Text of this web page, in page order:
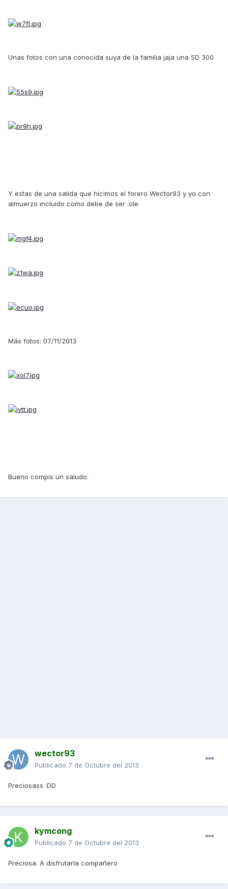
Unas fotos con una conocida suya de la familia jaja una SD 300
Y estas de una salida que hicimos el forero Wector93 y yo con
almuerzo incluido como debe de ser :ole
Más fotos: 07/11/2013
Bueno compis un saludo.
wector93
Publicado 7 de Octubre del 2013
Preciosass :DD
kymcong
Publicado 7 de Octubre del 2013
Preciosa. A disfrutarla compañero